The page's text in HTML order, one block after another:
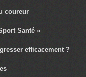
coureur
Santé »
efficacement ?